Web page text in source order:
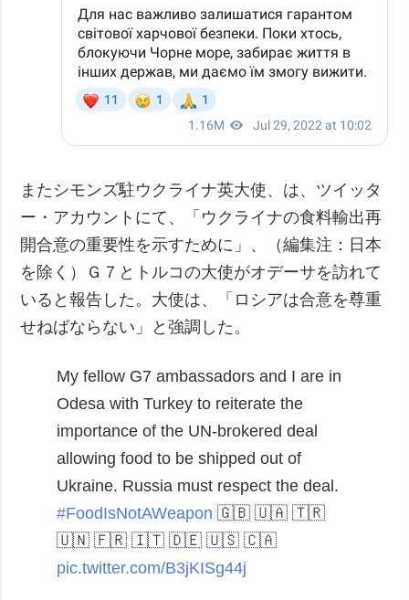
またシモンズ駐ウクライナ英大使、は、ツイッタ
ー・アカウントにて、「ウクライナの食料輸出再
開合意の重要性を示すために」、（編集注：日本
を除く）Ｇ７とトルコの大使がオデーサを訪れて
いると報告した。大使は、「ロシアは合意を尊重
せねばならない」と強調した。
My fellow G7 ambassadors and I are in
Odesa with Turkey to reiterate the
importance of the UN-brokered deal
allowing food to be shipped out of
Ukraine. Russia must respect the deal.
#FoodIsNotAWeapon 🇬🇧 🇺🇦 🇹🇷
🇺🇳 🇫🇷 🇮🇹 🇩🇪 🇺🇸 🇨🇦
pic.twitter.com/B3jKISg44j